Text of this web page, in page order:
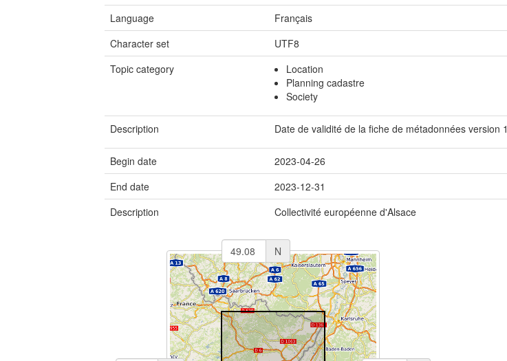
Language
Français
Character set
UTF8
Topic category
Location
Planning cadastre
Society
Description Date de validité de la fiche de métadonnées version 1
Begin date
2023-04-26
End date
2023-12-31
Description
Collectivité européenne d'Alsace
N